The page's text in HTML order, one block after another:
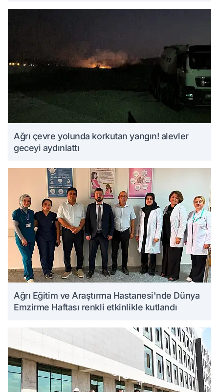
Ağrı çevre yolunda korkutan yangın! alevler
geceyi aydınlattı
Ağrı Eğitim ve Araştırma Hastanesi'nde Dünya
Emzirme Haftası renkli etkinlikle kutlandı